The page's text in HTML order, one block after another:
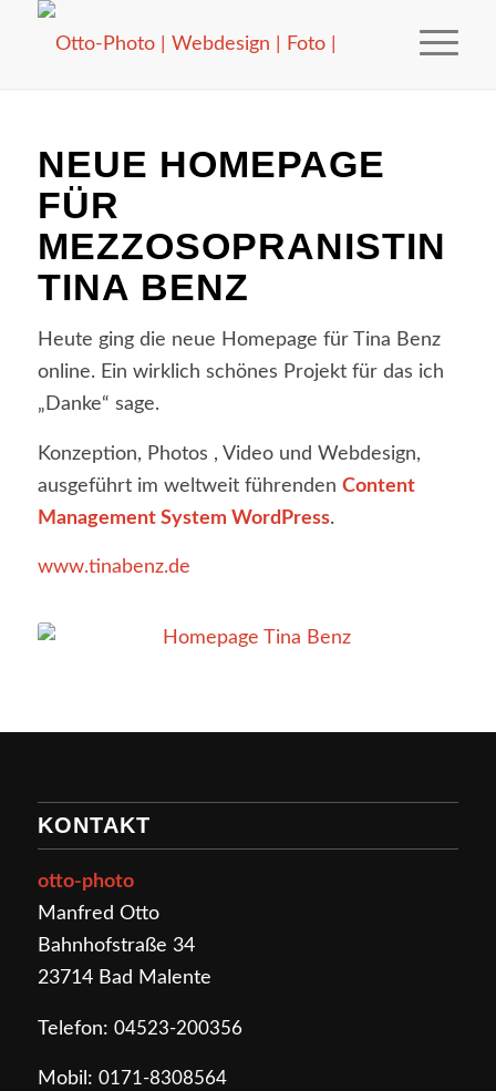
NEUE HOMEPAGE
FÜR
MEZZOSOPRANISTIN
TINA BENZ
Heute ging die neue Homepage für Tina Benz
online. Ein wirklich schönes Projekt für das ich
„Danke“ sage.
Konzeption, Photos , Video und Webdesign,
ausgeführt im weltweit führenden Content
Management System WordPress.
www.tinabenz.de
KONTAKT
otto-photo
Manfred Otto
Bahnhofstraße 34
23714 Bad Malente
Telefon: 04523-200356
Mobil: 0171-8308564